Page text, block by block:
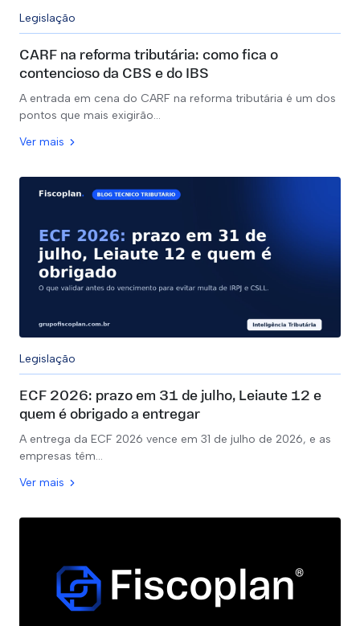
FAP - Fator Acidentário de Prevenção
Assessoria Tributária
Legislação
CARF na reforma tributária: como fica o
contencioso da CBS e do IBS
A entrada em cena do CARF na reforma tributária é um dos
pontos que mais exigirão…
Ver mais
Legislação
ECF 2026: prazo em 31 de julho, Leiaute 12 e
quem é obrigado a entregar
A entrega da ECF 2026 vence em 31 de julho de 2026, e as
empresas têm…
Ver mais